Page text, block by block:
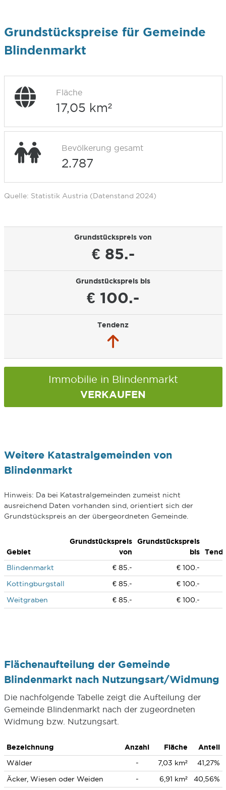
Grundstückspreise für Gemeinde
Blindenmarkt
Fläche
17,05 km²
Bevölkerung gesamt
2.787
Quelle: Statistik Austria (Datenstand 2024)
Grundstückspreis von
€ 85.-
Grundstückspreis bis
€ 100.-
Tendenz
Immobilie in Blindenmarkt
VERKAUFEN
Weitere Katastralgemeinden von
Blindenmarkt
Hinweis: Da bei Katastralgemeinden zumeist nicht
ausreichend Daten vorhanden sind, orientiert sich der
Grundstückspreis an der übergeordneten Gemeinde.
Gebiet
Grundstückspreis
von
Grundstückspreis
bis
Blindenmarkt
€ 85.-
€ 100.-
Kottingburgstall
€ 85.-
€ 100.-
Weitgraben
€ 85.- € 100.-
Flächenaufteilung der Gemeinde
Blindenmarkt nach Nutzungsart/Widmung
Die nachfolgende Tabelle zeigt die Aufteilung der
Gemeinde Blindenmarkt nach der zugeordneten
Widmung bzw. Nutzungsart.
Bezeichnung Anzahl Fläche
Anteil
Wälder
- 7,03 km²
41,27%
Äcker, Wiesen oder Weiden
- 6,91 km² 40,56%